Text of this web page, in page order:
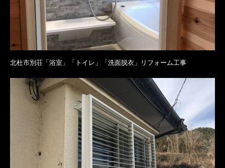
北杜市別荘「浴室」「トイレ」「洗面脱衣」リフォーム工事